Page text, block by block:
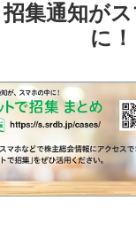
招集通知が
に！